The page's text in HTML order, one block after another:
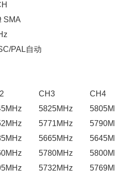
SMA
PAL自动
CH3 CH4
5825MHz
5771MHz
5665MHz
5780MHz
5732MHz